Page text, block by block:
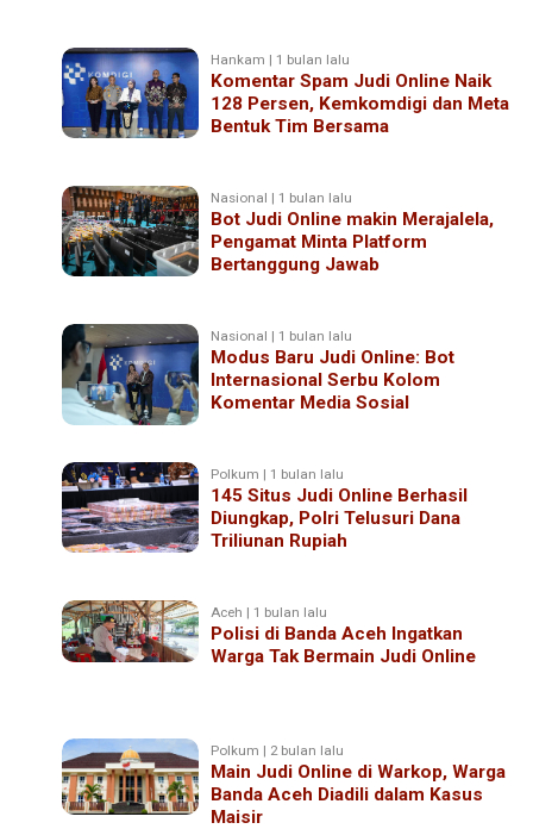
Hankam | 1 bulan lalu
Komentar Spam Judi Online Naik
128 Persen, Kemkomdigi dan Meta
Bentuk Tim Bersama
Nasional | 1 bulan lalu
Bot Judi Online makin Merajalela,
Pengamat Minta Platform
Bertanggung Jawab
Nasional | 1 bulan lalu
Modus Baru Judi Online: Bot
Internasional Serbu Kolom
Komentar Media Sosial
Polkum | 1 bulan lalu
145 Situs Judi Online Berhasil
Diungkap, Polri Telusuri Dana
Triliunan Rupiah
Aceh | 1 bulan lalu
Polisi di Banda Aceh Ingatkan
Warga Tak Bermain Judi Online
Polkum | 2 bulan lalu
Main Judi Online di Warkop, Warga
Banda Aceh Diadili dalam Kasus
Maisir